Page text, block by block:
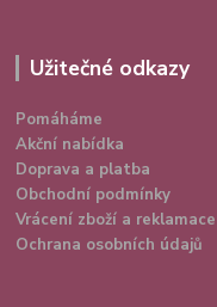
Užitečné odkazy
Pomáháme
Akční nabídka
Doprava a platba
Obchodní podmínky
Vrácení zboží a reklamace
Ochrana osobních údajů